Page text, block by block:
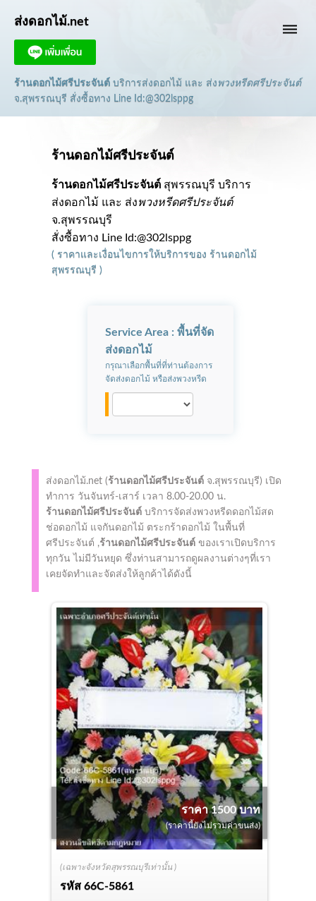
dehaze
ส่งดอกไม้.net
ร้านดอกไม้ศรีประจันต์ บริการส่งดอกไม้ และ ส่ง พวงหรีดศรีประจันต์
จ.สุพรรณบุรี สั่งซื้อทาง Line Id:@302lsppg
ร้านดอกไม้ศรีประจันต์
ร้านดอกไม้ศรีประจันต์ สุพรรณบุรี บริการ
ส่งดอกไม้ และ ส่งพวงหรีดศรีประจันต์
จ.สุพรรณบุรี
สั่งซื้อทาง Line Id:@302lsppg
( ราคาและเงื่อนไขการให้บริการของ ร้านดอกไม้
สุพรรณบุรี )
Service Area : พื้นที่จัด
ส่งดอกไม้
กรุณาเลือกพื้นที่ที่ท่านต้องการ
จัดส่งดอกไม้ หรือส่งพวงหรีด
ส่งดอกไม้.net (ร้านดอกไม้ศรีประจันต์จ.สุพรรณบุรี) เปิด
ทำการ วันจันทร์-เสาร์ เวลา 8.00-20.00 น.
ร้านดอกไม้ศรีประจันต์บริการจัดส่งพวงหรีดดอกไม้สด
ช่อดอกไม้ แจกันดอกไม้ ตระกร้าดอกไม้ ในพื้นที่
ศรีประจันต์ ,ร้านดอกไม้ศรีประจันต์ของเราเปิดบริการ
ทุกวัน ไม่มีวันหยุด ซึ่งท่านสามารถดูผลงานต่างๆที่เรา
เคยจัดทำและจัดส่งให้ลูกค้าได้ดังนี้
(เฉพาะจังหวัดสุพรรณบุรีเท่านั้น )
รหัส66C-5861
ราคา 1500 บาท
(ราคานี้ยังไม่รวมค่าขนส่ง)